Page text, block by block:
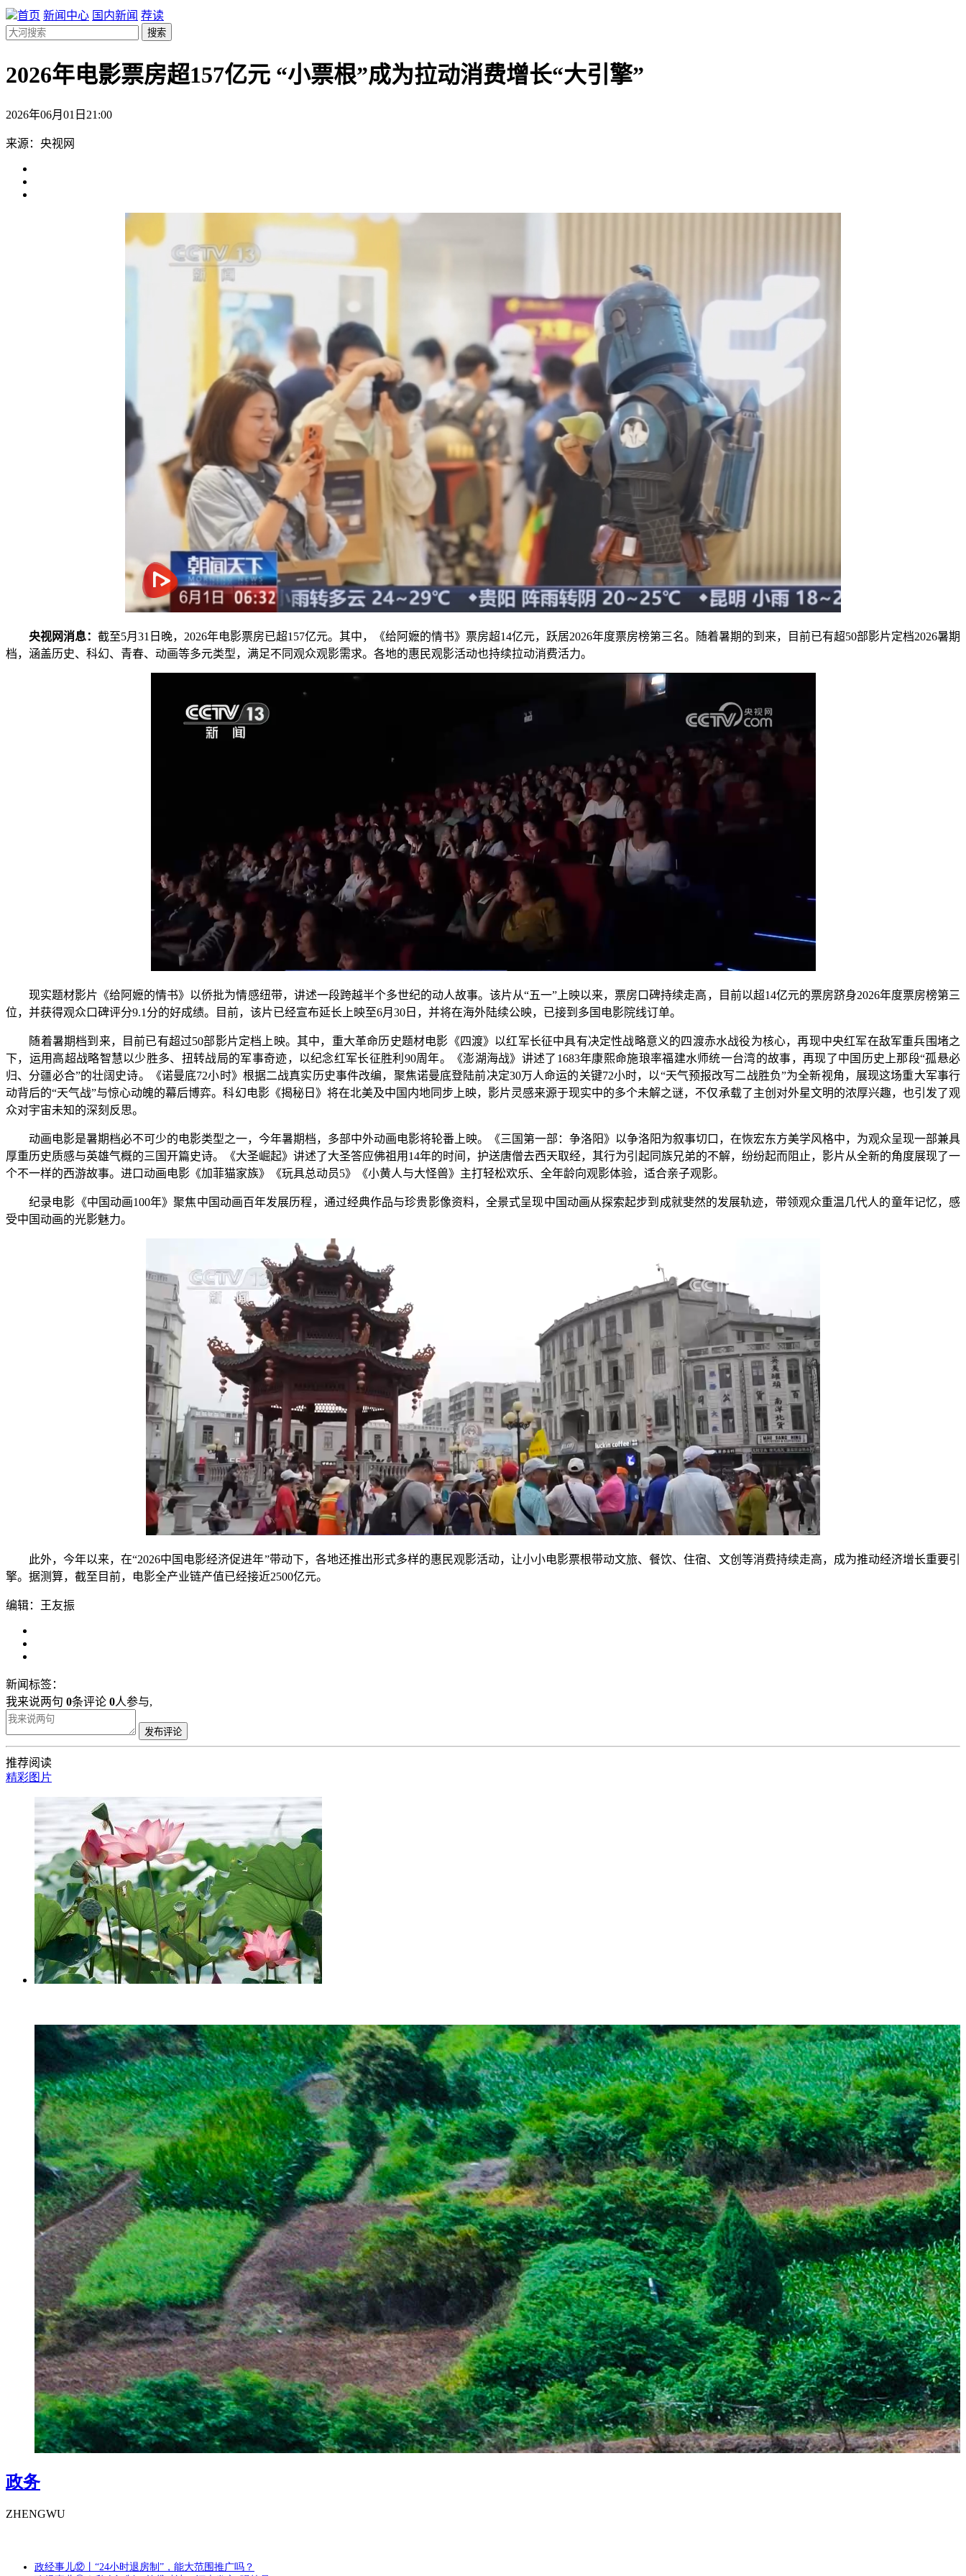
首页 新闻中心 国内新闻 荐读
搜索
2026年电影票房超157亿元 “小票根”成为拉动消费增长“大引擎”
2026年06月01日21:00
来源：央视网
央视网消息： 截至5月31日晚，2026年电影票房已超157亿元。其中，《给阿嬷的情书》票房超14亿元，跃居2026年度票房榜第三名。随着暑期的到来，目前已有超50部影片定档2026暑期
档，涵盖历史、科幻、青春、动画等多元类型，满足不同观众观影需求。各地的惠民观影活动也持续拉动消费活力。
现实题材影片《给阿嬷的情书》以侨批为情感纽带，讲述一段跨越半个多世纪的动人故事。该片从“五一”上映以来，票房口碑持续走高，目前以超14亿元的票房跻身2026年度票房榜第三
位，并获得观众口碑评分9.1分的好成绩。目前，该片已经宣布延长上映至6月30日，并将在海外陆续公映，已接到多国电影院线订单。
随着暑期档到来，目前已有超过50部影片定档上映。其中，重大革命历史题材电影《四渡》以红军长征中具有决定性战略意义的四渡赤水战役为核心，再现中央红军在敌军重兵围堵之
下，运用高超战略智慧以少胜多、扭转战局的军事奇迹，以纪念红军长征胜利90周年。《澎湖海战》讲述了1683年康熙命施琅率福建水师统一台湾的故事，再现了中国历史上那段“孤悬必
归、分疆必合”的壮阔史诗。《诺曼底72小时》根据二战真实历史事件改编，聚焦诺曼底登陆前决定30万人命运的关键72小时，以“天气预报改写二战胜负”为全新视角，展现这场重大军事行
动背后的“天气战”与惊心动魄的幕后博弈。科幻电影《揭秘日》将在北美及中国内地同步上映，影片灵感来源于现实中的多个未解之谜，不仅承载了主创对外星文明的浓厚兴趣，也引发了观
众对宇宙未知的深刻反思。
动画电影是暑期档必不可少的电影类型之一，今年暑期档，多部中外动画电影将轮番上映。《三国第一部：争洛阳》以争洛阳为叙事切口，在恢宏东方美学风格中，为观众呈现一部兼具
厚重历史质感与英雄气概的三国开篇史诗。《大圣崛起》讲述了大圣答应佛祖用14年的时间，护送唐僧去西天取经，其行为引起同族兄弟的不解，纷纷起而阻止，影片从全新的角度展现了一
个不一样的西游故事。进口动画电影《加菲猫家族》《玩具总动员5》《小黄人与大怪兽》主打轻松欢乐、全年龄向观影体验，适合亲子观影。
纪录电影《中国动画100年》聚焦中国动画百年发展历程，通过经典作品与珍贵影像资料，全景式呈现中国动画从探索起步到成就斐然的发展轨迹，带领观众重温几代人的童年记忆，感
受中国动画的光影魅力。
此外，今年以来，在“2026中国电影经济促进年”带动下，各地还推出形式多样的惠民观影活动，让小小电影票根带动文旅、餐饮、住宿、文创等消费持续走高，成为推动经济增长重要引
擎。据测算，截至目前，电影全产业链产值已经接近2500亿元。
编辑：王友振
新闻标签：
我来说两句 0条评论 0人参与,
发布评论
推荐阅读